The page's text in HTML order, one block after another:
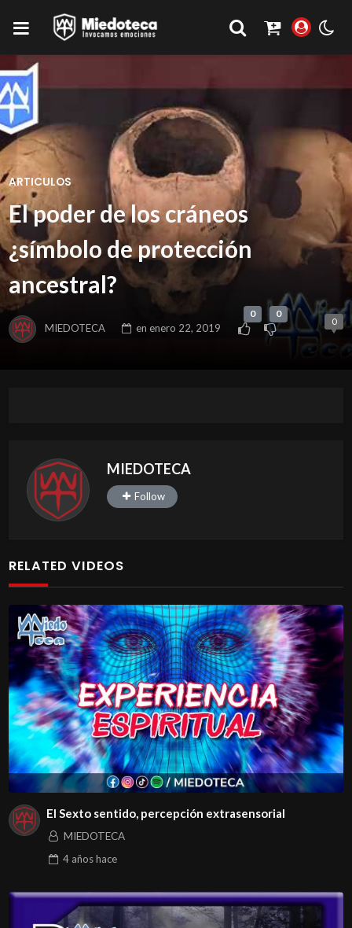
ARTICULOS
El poder de los cráneos
¿símbolo de protección
ancestral?
MIEDOTECA en enero 22, 2019
0 0
0
MIEDOTECA
Follow
RELATED VIDEOS
El Sexto sentido, percepción extrasensorial
MIEDOTECA
4 añoshace